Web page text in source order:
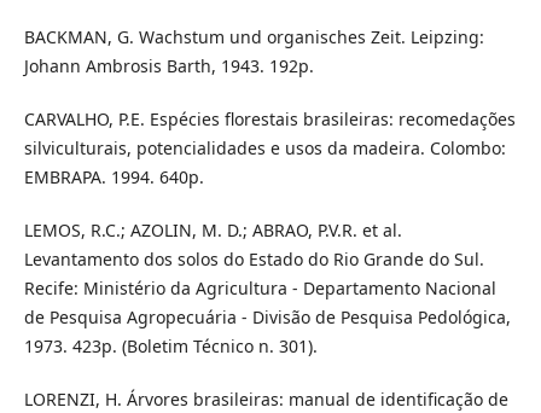
BACKMAN, G. Wachstum und organisches Zeit. Leipzing:
Johann Ambrosis Barth, 1943. 192p.
CARVALHO, P.E. Espécies florestais brasileiras: recomedações
silviculturais, potencialidades e usos da madeira. Colombo:
EMBRAPA. 1994. 640p.
LEMOS, R.C.; AZOLIN, M. D.; ABRAO, P.V.R. et al.
Levantamento dos solos do Estado do Rio Grande do Sul.
Recife: Ministério da Agricultura - Departamento Nacional
de Pesquisa Agropecuária - Divisão de Pesquisa Pedológica,
1973. 423p. (Boletim Técnico n. 301).
LORENZI, H. Árvores brasileiras: manual de identificação de